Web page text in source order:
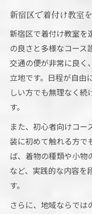
新宿区で着付け教室
新宿区で着付け教室を
の良さと多様なコース
交通の便が非常に良く
立地です。日程が自由
しい方でも無理なく
す。
また、初心者向けコー
装に初めて触れる方で
ば、着物の種類や小物
など、実践的な内容を
す。
さらに、地域ならでは